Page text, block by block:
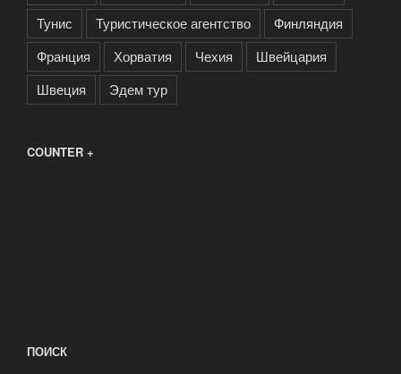
Тунис
Туристическое агентство
Финляндия
Франция
Хорватия Чехия
Швейцария
Швеция
Эдем тур
COUNTER +
ПОИСК